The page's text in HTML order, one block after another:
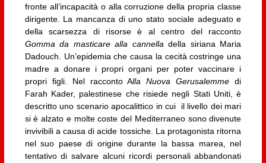
fronte all’incapacità o alla corruzione della propria classe
dirigente. La mancanza di uno stato sociale adeguato e
della scarsezza di risorse è al centro del racconto
Gomma da masticare alla cannelladella siriana Maria
Dadouch. Un’epidemia che causa la cecità costringe una
madre a donare i propri organi per poter vaccinare i
propri figli. Nel racconto Alla Nuova Gerusalemme di
Farah Kader, palestinese che risiede negli Stati Uniti, è
descritto uno scenario apocalittico in cui il livello dei mari
si è alzato e molte coste del Mediterraneo sono divenute
invivibili a causa di acide tossiche. La protagonista ritorna
nel suo paese di origine durante la bassa marea, nel
tentativo di salvare alcuni ricordi personali abbandonati